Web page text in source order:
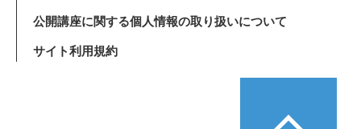
公開講座に関する個人情報の取り扱いについて
サイト利用規約